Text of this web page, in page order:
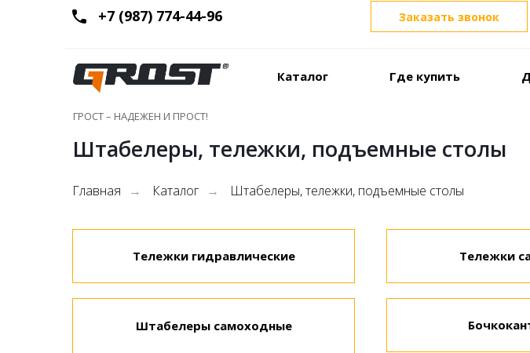
+7 (987) 774-44-96 Заказать звонок
ГРОСТ – НАДЕЖЕН И ПРОСТ!
Каталог Где купить
Штабелеры, тележки, подъемные столы
Главная → Каталог → Штабелеры, тележки, подъемные столы
Тележки гидравлические
Штабелеры самоходные
Тележки